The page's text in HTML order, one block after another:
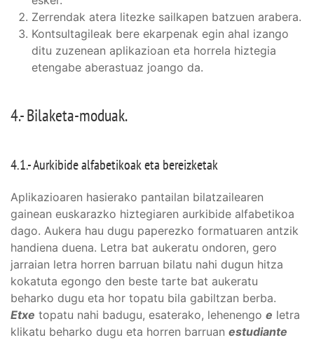
Zerrendak atera litezke sailkapen batzuen arabera.
Kontsultagileak bere ekarpenak egin ahal izango
ditu zuzenean aplikazioan eta horrela hiztegia
etengabe aberastuaz joango da.
4.- Bilaketa-moduak.
4.1.- Aurkibide alfabetikoak eta bereizketak
Aplikazioaren hasierako pantailan bilatzailearen
gainean euskarazko hiztegiaren aurkibide alfabetikoa
dago. Aukera hau dugu paperezko formatuaren antzik
handiena duena. Letra bat aukeratu ondoren, gero
jarraian letra horren barruan bilatu nahi dugun hitza
kokatuta egongo den beste tarte bat aukeratu
beharko dugu eta hor topatu bila gabiltzan berba.
Etxe topatu nahi badugu, esaterako, lehenengo e letra
klikatu beharko dugu eta horren barruan estudiante